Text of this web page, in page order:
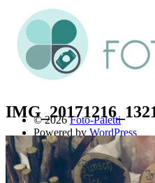
© 2026Foto-Paletti
Powered by WordPress
Theme: Renkon von